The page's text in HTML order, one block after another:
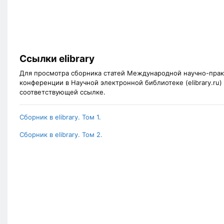
Ссылки elibrary
Для просмотра сборника статей Международной научно-
конференции в Научной электронной библиотеке
соответствующей ссылке.
Сборник в elibrary. Том 1.
Сборник в elibrary. Том 2.